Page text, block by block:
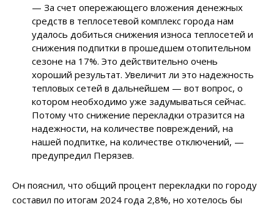
— За счет опережающего вложения денежных
средств в теплосетевой комплекс города нам
удалось добиться снижения износа теплосетей и
снижения подпитки в прошедшем отопительном
сезоне на 17%. Это действительно очень
хороший результат. Увеличит ли это надежность
тепловых сетей в дальнейшем — вот вопрос, о
котором необходимо уже задумываться сейчас.
Потому что снижение перекладки отразится на
надежности, на количестве повреждений, на
нашей подпитке, на количестве отключений, —
предупредил Перязев.
Он пояснил, что общий процент перекладки по городу
составил по итогам 2024 года 2,8%, но хотелось бы